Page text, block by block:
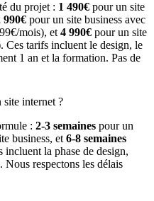
du projet : 1 490€ pour un site
990€ pour un site business avec
mois), et 4 990€ pour un site
Ces tarifs incluent le design, le
1 an et la formation. Pas de
site internet ?
: 2-3 semaines pour un
business, et 6-8 semaines
incluent la phase de design,
Nous respectons les délais